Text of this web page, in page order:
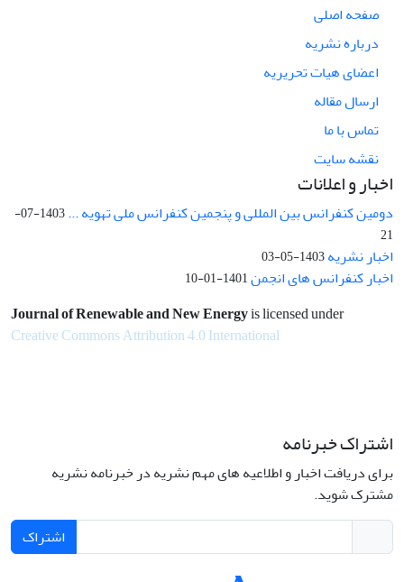
صفحه اصلی
درباره نشریه
اعضای هیات تحریریه
ارسال مقاله
تماس با ما
نقشه سایت
اخبار و اعلانات
دومین کنفرانس بین المللی و پنجمین کنفرانس ملی تهویه ...
1403-07-
21
اخبار نشریه1403-05-03
اخبار کنفرانس های انجمن1401-01-10
Journal of Renewable and New Energyis licensed under
Creative Commons Attribution 4.0 International
اشتراک خبرنامه
برای دریافت اخبار و اطلاعیه های مهم نشریه در خبرنامه نشریه
مشترک شوید.
اشتراک